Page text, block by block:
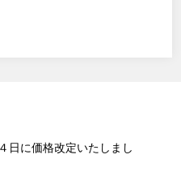
に価格改定いたしまし